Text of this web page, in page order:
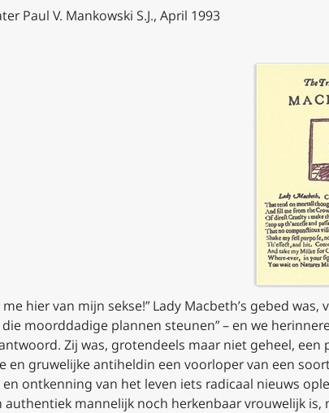
Paul V. Mankowski S.J., April 1993
hier van mijn sekse!” Lady Macbeth’s gebed
moorddadige plannen steunen”– en we
Zij was, grotendeels maar niet geheel, een
en gruwelijke antiheldin een voorloper van een
ontkenning van het leven iets radicaal nieuws
authentiek mannelijk noch herkenbaar vrouwelijk